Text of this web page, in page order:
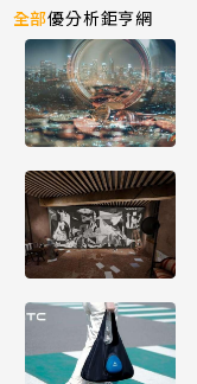
全部優分析鉅亨網